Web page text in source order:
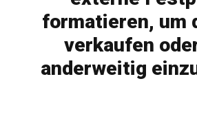
formatieren, um
verkaufen
anderweitig